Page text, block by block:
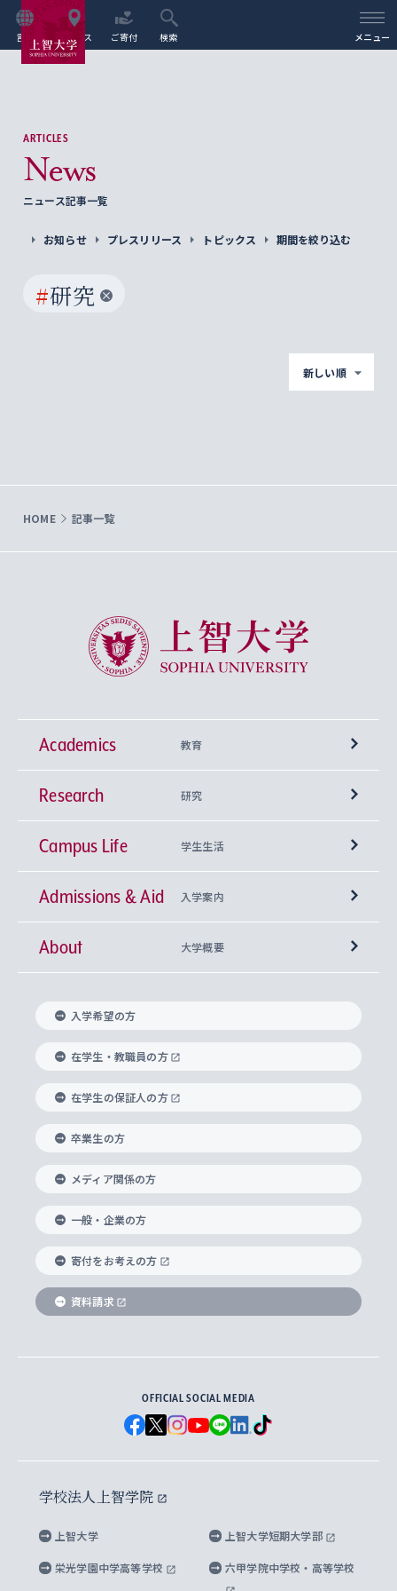
言語 アクセス ご寄付 検索 メニュー
ARTICLES
News
ニュース記事一覧
お知らせ プレスリリース トピックス 期間を絞り込む
#研究
新しい順
HOME 記事一覧
上智大学 Sophia University
Academics 教育
学部
神学部
文学部
総合人間科学部
経済学部
外国語学部
総合グローバル学部
国際教養学部
理工学部
Futures） – 持続可能な未来を考える６学科連携
興味から学科を探す
上智大学の全学共通教育
基盤教育センター
キリスト教人間学
身体知
思考と表現
データサイエンス
上智大学の語学教育
言語教育研究センター
上智大学のグローバル教育
グローバル教育センター
上智大学で学ぶ
海外で学ぶ
学びのサポート
大学院
神学研究科
実践宗教学研究科
総合人間科学研究科
経済学研究科
グローバル・スタディーズ研究科
助産学専攻科
生涯学習
Research 研究
研究所 等
キリスト教文化研究所
中世思想研究所
国際言語情報研究所
グローバル・コンサーン研究所
比較文化研究所
ヨーロッパ研究所
アジア文化研究所
アメリカ・カナダ研究所
メディア・ジャーナリズム研究所
水稀少社会研究センター
先進機械・構造材料イノベーションセンター
Sophia Open Research Weeks (SORW)
産官学連携
知的財産
研究支援制度
重点領域研究・自由課題研究
研究活動に関する法令・研究費の使用について
Campus Life 学生生活
学期区分と授業時間割
課外活動
課外教育プログラム
ボランティア活動
グローバルな学びのコミュニティ
学生の相談窓口
心身の健康相談
ハラスメント防止の取り組み
障がいのある学生への支援
キャリア形成サポート
キャリア形成支援プログラム
就職（内定先）・進路統計
企業の採用ご担当者様へのご案内
住まいのサポート
Admissions & Aid 入学案内
上智大学で取得できる学位
入れの方針）
科目等履修生
研究生・外国人特別研究生・国費留学生
交換留学生(海外大学から上智大学で学ぶ)
ノンディグリー生
Sophia Short-term Program受講生
学費・奨学金
学部入学前に出願する奨学金
国による高等教育の修学支援新制度
大学院生対象の奨学金
海外留学する際の費用と奨学金
About 大学概要
理事長・学長メッセージ
学長・副学長紹介
上智大学の精神
上智大学の理念
上智大学の沿革
ソフィア・アーカイブズ
上智大学とカトリック
グローバルエンゲージメント
上智大学を訪れた世界の知性
国連Weeks・アフリカWeeks
ダイバーシティ＆サステナビリティへの取り組み
上智大学公式ソーシャルメディア
学校法人上智学院について
数字で見る上智大学
上智大学のネットワーク
父母・保証人とのネットワーク
学外とのネットワーク
上智大学の出版物
上智大学大学案内・大学院案内
英文広報誌 SOPHIA magazine
上智大学のビジュアル・アイデンティティ
上智大学ビジュアル・アイデンティティ
上智大学校歌 ・上智大学学生歌
上智大学への取材・キャンパスでの撮影について
上智大学の公開情報
上智大学の教育研究活動等の情報公表
キャンパス案内
入学希望の方
在学生・教職員の方
在学生の保証人の方
卒業生の方
メディア関係の方
一般・企業の方
寄付をお考えの方
資料請求
OFFICIAL SOCIAL MEDIA
学校法人上智学院
上智大学 上智大学短期大学部
栄光学園中学高等学校 六甲学院中学校・高等学校